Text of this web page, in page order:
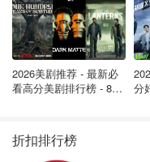
穆尼湾公园
安大略省渥太华河滨大
驾驶
穆尼湾公园 (Mooney's
Drive) 与苍鹭路 (Heron
2026美剧推荐 - 最新必
看高分美剧排行榜 - 8月
分
折扣排行榜